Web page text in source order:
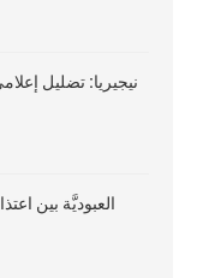
نيجيريا: تضليل
العبوديَّة بين